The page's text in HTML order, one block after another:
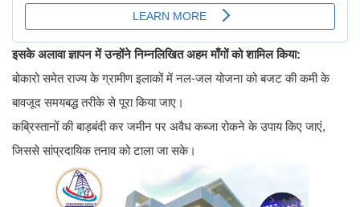
इसके अलावा ज्ञापन में उन्होंने निम्नलिखित अहम माँगों को शामिल किया:
बोकारो समेत राज्य के ग्रामीण इलाकों में नल-जल योजना को बजट की कमी के
बावजूद समयबद्ध तरीके से पूरा किया जाए।
कब्रिस्तानों की बाड़बंदी कर जमीन पर अवैध कब्जा रोकने के उपाय किए जाएं,
जिससे सांप्रदायिक तनाव को टाला जा सके।